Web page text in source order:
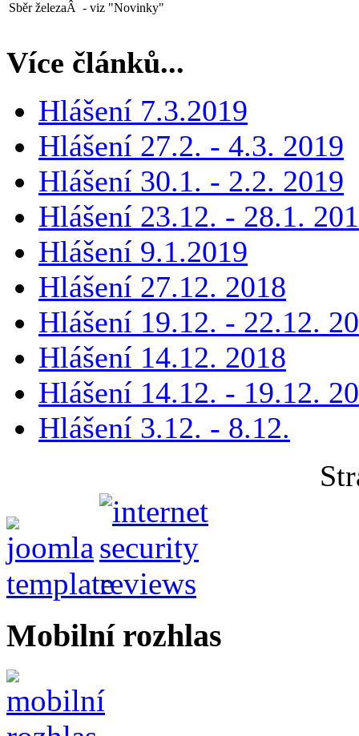
Sběr železaÂ - viz "Novinky"
Více článků...
Hlášení 7.3.2019
Hlášení 27.2. - 4.3. 2019
Hlášení 30.1. - 2.2. 2019
Hlášení 23.12. - 28.1.
Hlášení 9.1.2019
Hlášení 27.12. 2018
Hlášení 19.12. - 22.12.
Hlášení 14.12. 2018
Hlášení 14.12. - 19.12.
Hlášení 3.12. - 8.12.
Mobilní rozhlas